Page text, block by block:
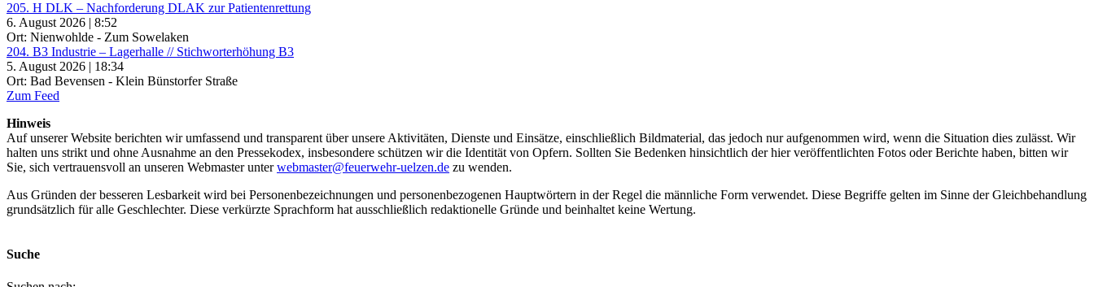
205. H DLK – Nachforderung DLAK zur Patientenrettung
6. August 2026 | 8:52
Ort: Nienwohlde - Zum Sowelaken
204. B3 Industrie – Lagerhalle // Stichworterhöhung B3
5. August 2026 | 18:34
Ort: Bad Bevensen - Klein Bünstorfer Straße
Zum Feed
Hinweis
Auf unserer Website berichten wir umfassend und transparent über unsere Aktivitäten, Dienste und Einsätze, einschließlich Bildmaterial, das jedoch nur aufgenommen wird, wenn die Situation dies zulässt. Wir
halten uns strikt und ohne Ausnahme an den Pressekodex, insbesondere schützen wir die Identität von Opfern. Sollten Sie Bedenken hinsichtlich der hier veröffentlichten Fotos oder Berichte haben, bitten wir
Sie, sich vertrauensvoll an unseren Webmaster unterwebmaster@feuerwehr-uelzen.de zu wenden.
Aus Gründen der besseren Lesbarkeit wird bei Personenbezeichnungen und personenbezogenen Hauptwörtern in der Regel die männliche Form verwendet. Diese Begriffe gelten im Sinne der Gleichbehandlung
grundsätzlich für alle Geschlechter. Diese verkürzte Sprachform hat ausschließlich redaktionelle Gründe und beinhaltet keine Wertung.
Suche